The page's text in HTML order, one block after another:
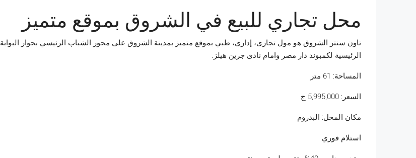
محل تجاري للبيع في الشروق بموقع متميز
تاون سنتر الشروق هو مول تجارى، إدارى، طبي بموقع متميز بمدينة الشروق على محور الشباب الرئيسي بجوار البوابة
الرئيسية لكمبوند دار مصر وامام نادى جرين هيلز.
المساحة: 61 متر
السعر: 5,995,000 ج
مكان المحل: البدروم
استلام فوري